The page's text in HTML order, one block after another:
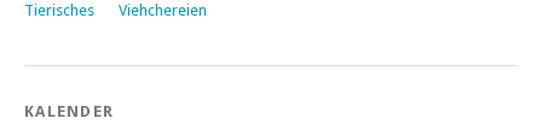
Tierisches
Viehchereien
KALENDER